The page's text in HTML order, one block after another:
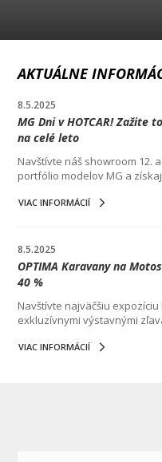
AKTUÁLNE
8.5.2025
MG Dni v HOTCAR! Zažite
na celé leto
Navštívte náš showroom 12.
portfólio modelov MG a
VIAC INFORMÁCIÍ
8.5.2025
OPTIMA Karavany na
40 %
Navštívte najväčšiu
exkluzívnymi výstavnými
VIAC INFORMÁCIÍ